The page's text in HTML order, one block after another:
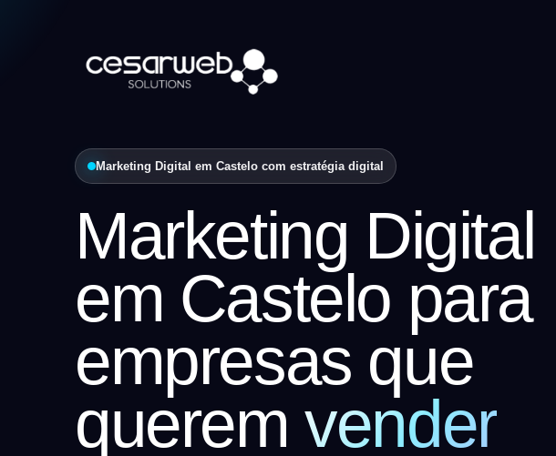
Marketing Digital em Castelo com estratégia digital
Marketing Digital
em Castelo para
empresas que
queremvender